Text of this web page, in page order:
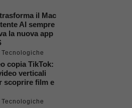
il Mac
AI sempre
la nuova app
Tecnologiche
copia TikTok:
verticali
scoprire film e
Tecnologiche